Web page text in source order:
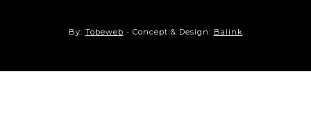
By: Tobeweb - Concept & Design: Balink